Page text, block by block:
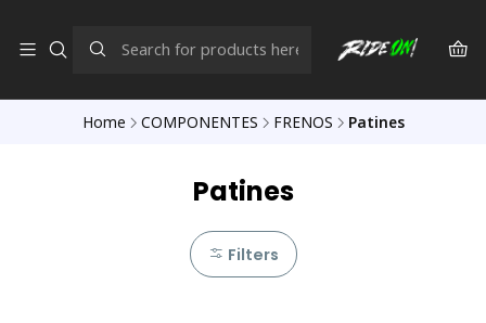
Home COMPONENTES FRENOS Patines
Patines
Filters